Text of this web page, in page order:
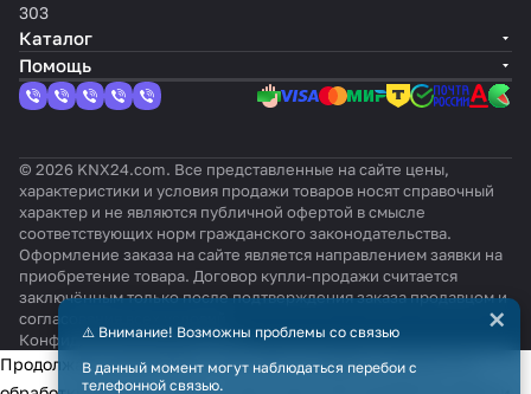
303
Каталог
Помощь
© 2026 KNX24.com. Все представленные на сайте цены,
характеристики и условия продажи товаров носят справочный
характер и не являются публичной офертой в смысле
соответствующих норм гражданского законодательства.
Оформление заказа на сайте является направлением заявки на
приобретение товара. Договор купли-продажи считается
заключённым только после подтверждения заказа продавцом и
согласования всех условий.
КонфиденциальностьОферта
⚠️ Внимание! Возможны проблемы со связью
В данный момент могут наблюдаться перебои с
телефонной связью.
×
Продолжая использовать наш сайт, вы даёте согласие на